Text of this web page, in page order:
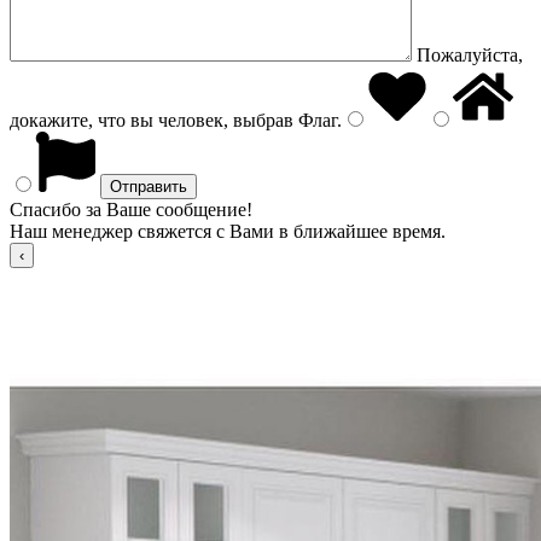
Пожалуйста,
докажите, что вы человек, выбрав Флаг.
Спасибо за Ваше сообщение!
Наш менеджер свяжется с Вами в ближайшее время.